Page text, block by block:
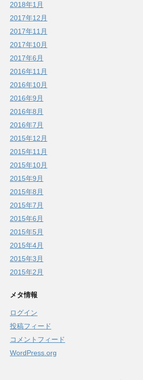
2018年1月
2017年12月
2017年11月
2017年10月
2017年6月
2016年11月
2016年10月
2016年9月
2016年8月
2016年7月
2015年12月
2015年11月
2015年10月
2015年9月
2015年8月
2015年7月
2015年6月
2015年5月
2015年4月
2015年3月
2015年2月
メタ情報
ログイン
投稿フィード
コメントフィード
WordPress.org